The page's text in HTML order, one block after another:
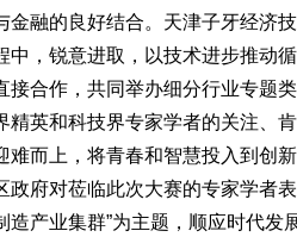
金融的良好结合。天津子牙经济
中，锐意进取，以技术进步推动
接合作，共同举办细分行业专题
精英和科技界专家学者的关注、
难而上，将青春和智慧投入到创
政府对莅临此次大赛的专家学者
造产业集群”为主题，顺应时代